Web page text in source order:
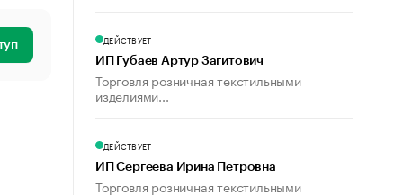
ДЕЙСТВУЕТ
ИП Губаев Артур Загитович
Торговля розничная текстильными
изделиями...
ДЕЙСТВУЕТ
ИП Сергеева Ирина Петровна
Торговля розничная текстильными